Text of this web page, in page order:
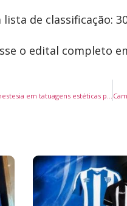
de classificação:
o edital completo
Conselho Federal de Medicina proíbe anestesia em tatuagens estéticas para evitar uso inadequado